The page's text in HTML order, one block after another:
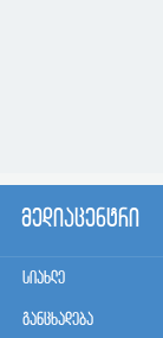
მედიაცენტრი
სიახლე
განცხადება